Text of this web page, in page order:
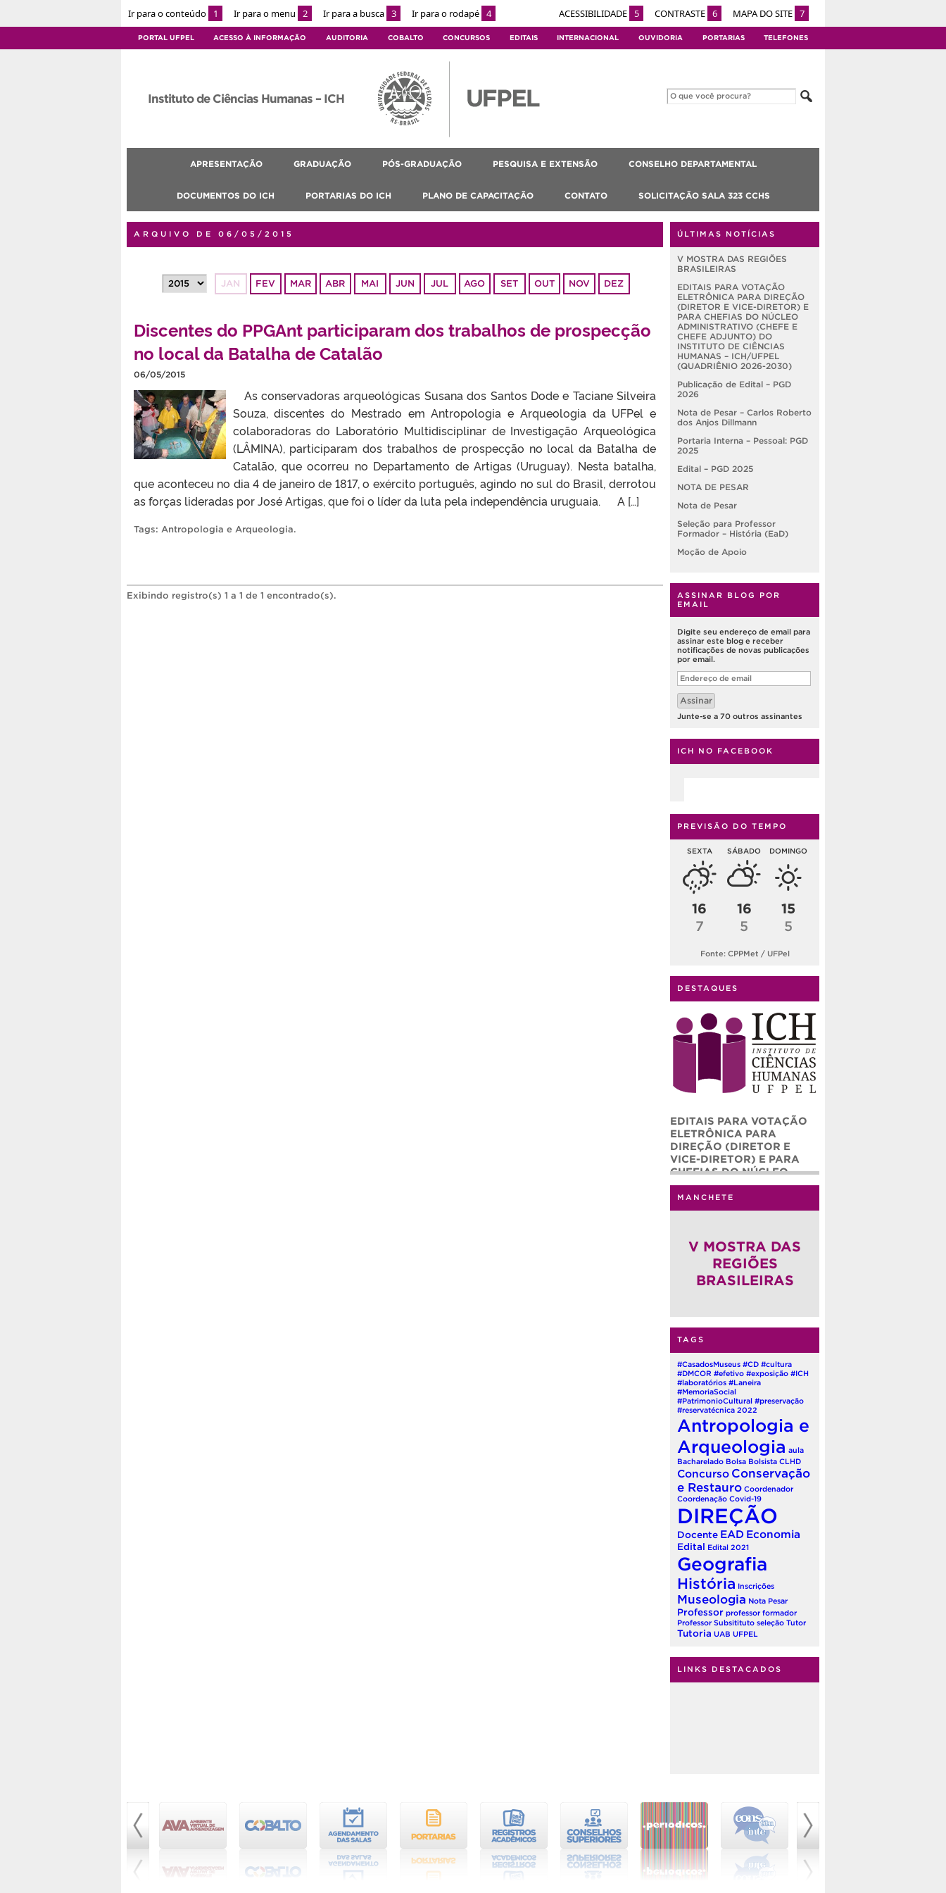
Ir para o conteúdo 1 Ir para o menu 2 Ir para a busca 3 Ir para o rodapé 4 ACESSIBILIDADE 5 CONTRASTE 6 MAPA DO SITE 7
PORTAL UFPEL ACESSO À INFORMAÇÃO AUDITORIA COBALTO CONCURSOS EDITAIS INTERNACIONAL OUVIDORIA PORTARIAS TELEFONES
Instituto de Ciências Humanas – ICH
APRESENTAÇÃO GRADUAÇÃO PÓS-GRADUAÇÃO PESQUISA E EXTENSÃO CONSELHO DEPARTAMENTAL
DOCUMENTOS DO ICH PORTARIAS DO ICH PLANO DE CAPACITAÇÃO CONTATO SOLICITAÇÃO SALA 323 CCHS
ARQUIVO DE 06/05/2015
JAN FEV MAR ABR MAI JUN JUL AGO SET OUT NOV DEZ
Discentes do PPGAnt participaram dos trabalhos de prospecção
no local da Batalha de Catalão
06/05/2015
As conservadoras arqueológicas Susana dos Santos Dode e Taciane Silveira
Souza, discentes do Mestrado em Antropologia e Arqueologia da UFPel e
colaboradoras do Laboratório Multidisciplinar de Investigação Arqueológica
(LÂMINA), participaram dos trabalhos de prospecção no local da Batalha de
Catalão, que ocorreu no Departamento de Artigas (Uruguay). Nesta batalha,
que aconteceu no dia 4 de janeiro de 1817, o exército português, agindo no sul do Brasil, derrotou
as forças lideradas por José Artigas, que foi o líder da luta pela independência uruguaia. A […]
Tags: Antropologia e Arqueologia.
Exibindo registro(s) 1 a 1 de 1 encontrado(s).
ÚLTIMAS NOTÍCIAS
V MOSTRA DAS REGIÕES
BRASILEIRAS
EDITAIS PARA VOTAÇÃO
ELETRÔNICA PARA DIREÇÃO
(DIRETOR E VICE-DIRETOR) E
PARA CHEFIAS DO NÚCLEO
ADMINISTRATIVO (CHEFE E
CHEFE ADJUNTO) DO
INSTITUTO DE CIÊNCIAS
HUMANAS – ICH/UFPEL
(QUADRIÊNIO 2026-2030)
Publicação de Edital – PGD
2026
Nota de Pesar – Carlos Roberto
dos Anjos Dillmann
Portaria Interna – Pessoal: PGD
2025
Edital – PGD 2025
NOTA DE PESAR
Nota de Pesar
Seleção para Professor
Formador – História (EaD)
Moção de Apoio
ASSINAR BLOG POR
EMAIL
Digite seu endereço de email para
assinar este blog e receber
notificações de novas publicações
por email.
Endereço
de
email
Assinar
Junte-se a 70 outros assinantes
ICH NO FACEBOOK
PREVISÃO DO TEMPO
SEXTA
16
7
SÁBADO
16
5
DOMINGO
15
5
Fonte: CPPMet / UFPel
DESTAQUES
EDITAIS PARA VOTAÇÃO
ELETRÔNICA PARA
DIREÇÃO (DIRETOR E
VICE-DIRETOR) E PARA
CHEFIAS DO NÚCLEO
ADMINISTRATIVO (CHEFE
E CHEFE ADJUNTO) DO
INSTITUTO DE CIÊNCIAS
MANCHETE
V MOSTRA DAS
REGIÕES
BRASILEIRAS
TAGS
#CasadosMuseus #CD #cultura
#DMCOR #efetivo #exposição #ICH
#laboratórios #Laneira
#MemoriaSocial
#PatrimonioCultural #preservação
#reservatécnica 2022
Antropologia e
Arqueologia aula
Bacharelado Bolsa Bolsista CLHD
Concurso Conservação
e Restauro Coordenador
Coordenação Covid-19
DIREÇÃO
Docente EAD Economia
Edital Edital 2021
Geografia
História Inscrições
Museologia Nota Pesar
Professor professor formador
Professor Subsitituto seleção Tutor
Tutoria UAB UFPEL
LINKS DESTACADOS